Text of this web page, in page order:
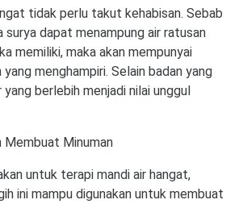
tidak perlu takut kehabisan. Sebab
surya dapat menampung air ratusan
memiliki, maka akan mempunyai
menghampiri. Selain badan yang
berlebih menjadi nilai unggul
Membuat Minuman
untuk terapi mandi air hangat,
ini mampu digunakan untuk membuat